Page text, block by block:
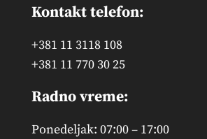
Kontakt telefon:
+381 11 3118 108
+381 11 770 30 25
Radno vreme:
Ponedeljak: 07:00 – 17:00